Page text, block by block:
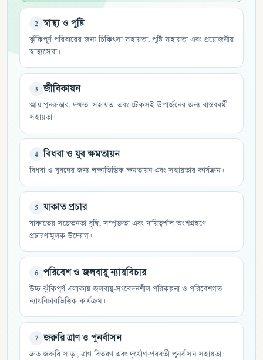
2 স্বাস্থ্য ও পুষ্টি
ঝুঁকিপূর্ণ পরিবারের জন্য চিকিৎসা সহায়তা, পুষ্টি সহায়তা এবং প্রয়োজনীয়
স্বাস্থ্যসেবা।
3 জীবিকায়ন
আয় পুনরুদ্ধার, দক্ষতা সহায়তা এবং টেকসই উপার্জনের জন্য বাস্তবধর্মী
সহায়তা।
4 বিধবা ও যুব ক্ষমতায়ন
বিধবা ও যুবদের জন্য লক্ষ্যভিত্তিক ক্ষমতায়ন এবং সহায়তার কার্যক্রম।
5 যাকাত প্রচার
যাকাতের সচেতনতা বৃদ্ধি, সম্পৃক্ততা এবং দায়িত্বশীল অংশগ্রহণে
প্রচারণামূলক উদ্যোগ।
6 পরিবেশ ও জলবায়ু ন্যায়বিচার
উচ্চ ঝুঁকিপূর্ণ এলাকায় জলবায়ু-সংবেদনশীল পরিকল্পনা ও পরিবেশগত
ন্যায়বিচারভিত্তিক কার্যক্রম।
7 জরুরি ত্রাণ ও পুনর্বাসন
দ্রুত জরুরি সাড়া, ত্রাণ বিতরণ এবং দুর্যোগ-পরবর্তী পুনর্বাসন সহায়তা।